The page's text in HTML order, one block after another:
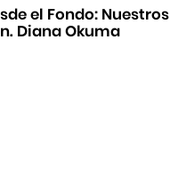
el Fondo: Nuestros
Diana Okuma